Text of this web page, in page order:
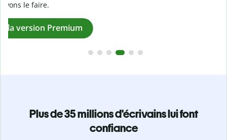
Passez à la version Premium
Plus de 35 millions d'écrivains lui font
confiance